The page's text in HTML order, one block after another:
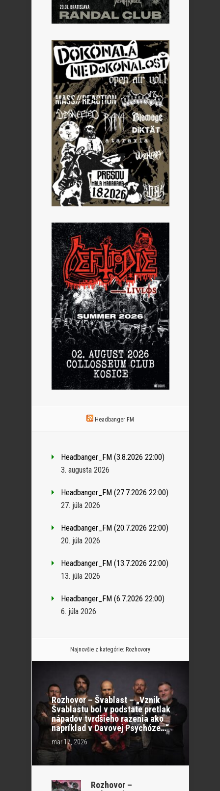
Headbanger FM
Headbanger_FM (3.8.2026 22:00)
3. augusta 2026
Headbanger_FM (27.7.2026 22:00)
27. júla 2026
Headbanger_FM (20.7.2026 22:00)
20. júla 2026
Headbanger_FM (13.7.2026 22:00)
13. júla 2026
Headbanger_FM (6.7.2026 22:00)
6. júla 2026
Najnovšie z kategórie: Rozhovory
Rozhovor – Švablast – „Vznik
Švablastu bol v podstate pretlak
nápadov tvrdšieho razenia ako
napríklad v Davovej Psychóze…“
mar 17, 2026
Rozhovor –